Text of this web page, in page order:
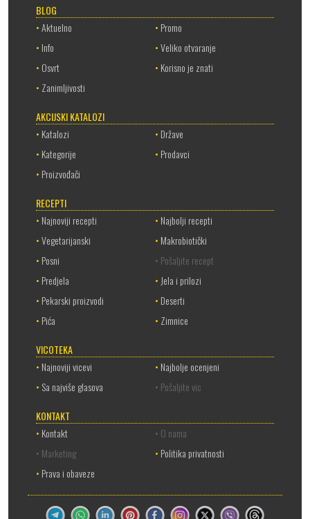
BLOG
•Aktuelno • Promo
• Info •Veliko otvaranje
• Osvrt • Korisno je znati
• Zanimljivosti
AKCIJSKI KATALOZI
• Katalozi • Države
• Kategorije • Prodavci
• Proizvođači
RECEPTI
• Najnoviji recepti • Najbolji recepti
•Vegetarijanski • Makrobiotički
• Posni
• Pošaljite recept
• Predjela • Jela i prilozi
• Pekarski proizvodi • Deserti
• Pića • Zimnice
VICOTEKA
• Najnoviji vicevi • Najbolje ocenjeni
• Sa najviše glasova
• Pošaljite vic
KONTAKT
• Kontakt
• O nama
• Marketing
• Politika privatnosti
• Prava i obaveze